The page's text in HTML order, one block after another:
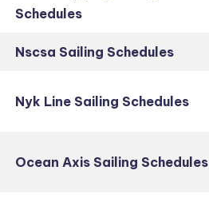
Schedules
Nscsa Sailing Schedules
Nyk Line Sailing Schedules
Ocean Axis Sailing Schedules